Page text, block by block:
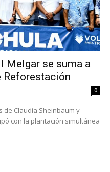
Melgar se suma a
Reforestación
0
de Claudia Sheinbaum y
con la plantación simultánea